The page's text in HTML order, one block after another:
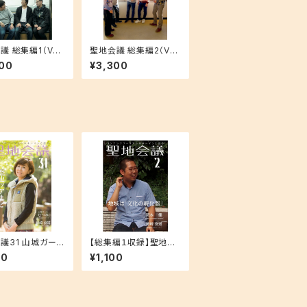
総集編1（Vol.
）
聖地会議 総集編2（Vol.
7 - 12収録）
¥3,300
31 山城ガール
歴史＆山城ナビ
） 歴史ツアー
【総集編１収録】聖地会
議２ 岡本 健（奈良県
立大学地域創造学部准
教授） 「地域は『文化の
¥1,100